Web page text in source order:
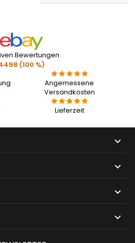
Bewertungen
(100 %)
Angemessene
Versandkosten
Lieferzeit



